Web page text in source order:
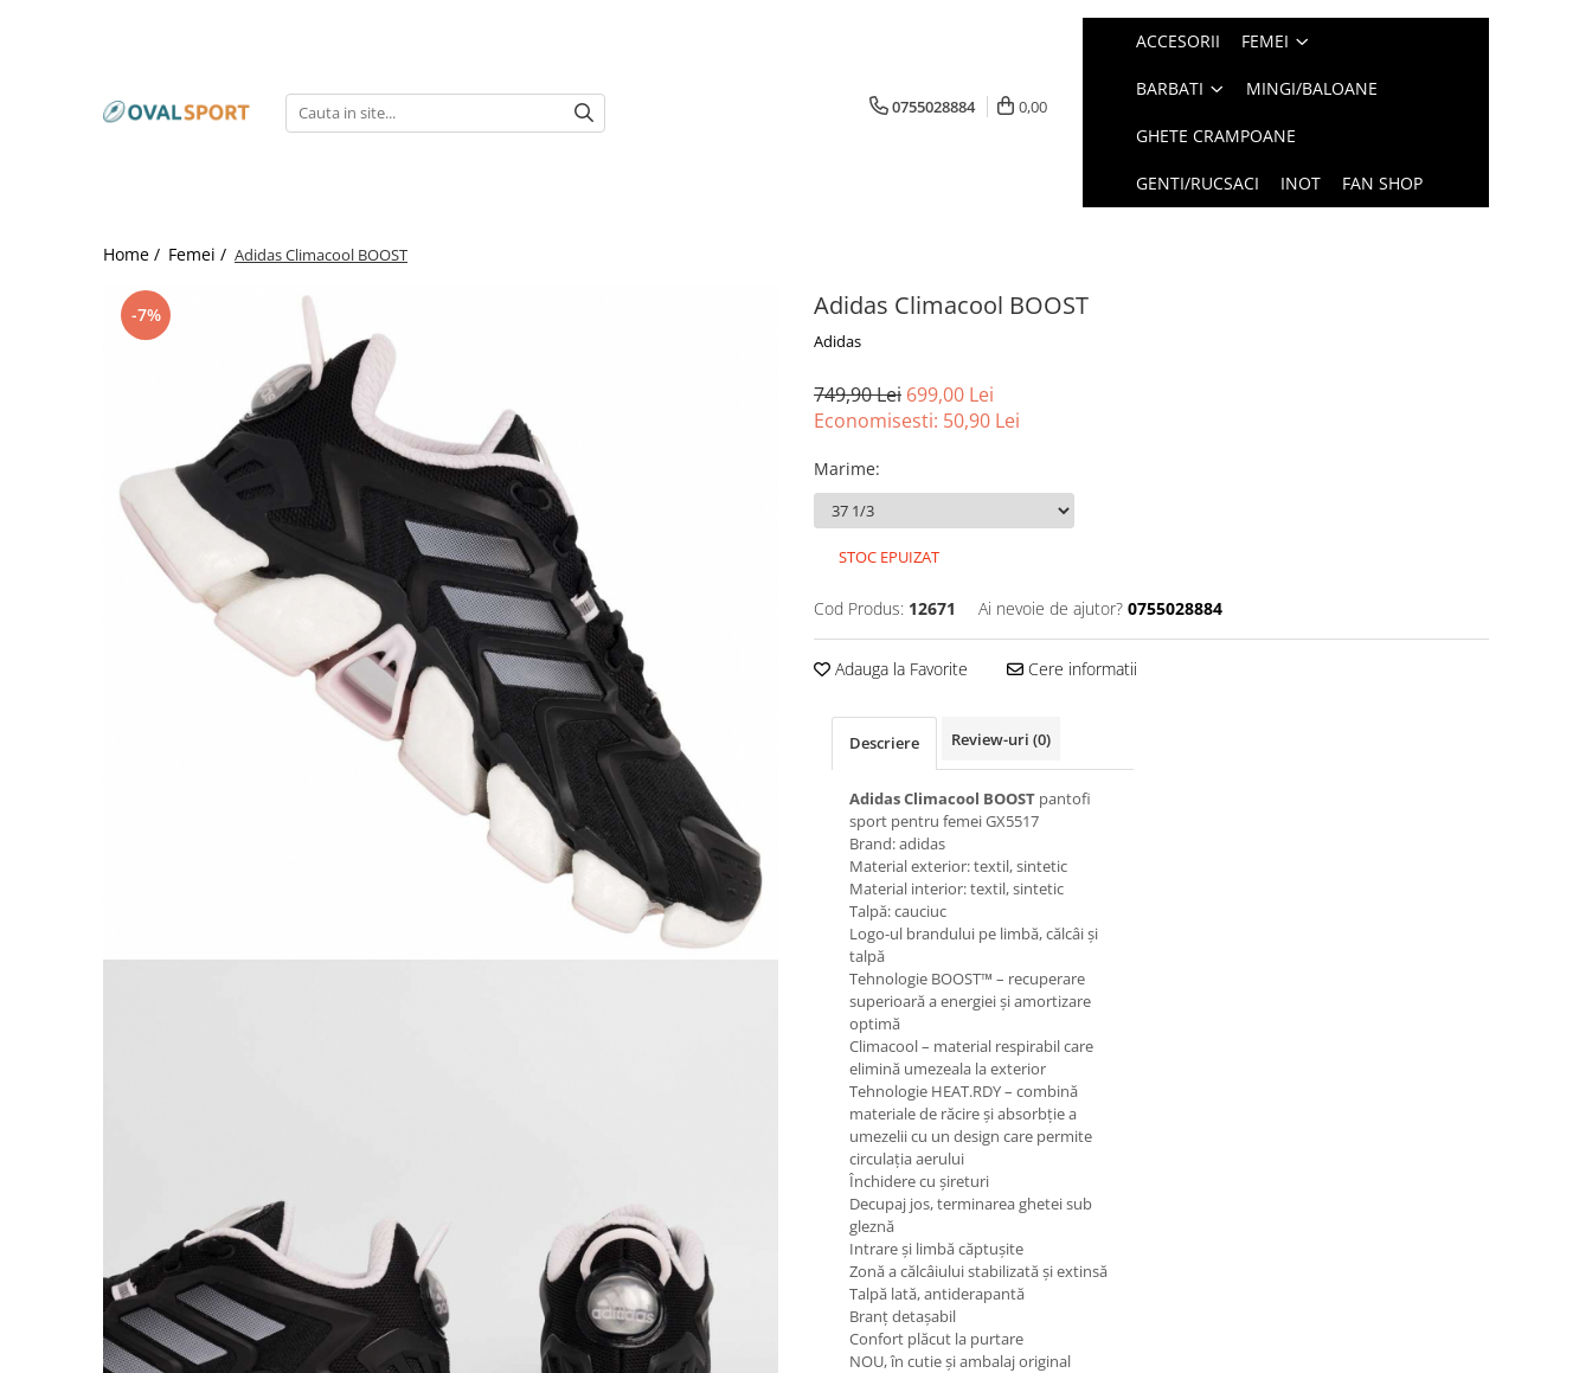
Imbracaminte
Imbracaminte
0755028884 0,00
ACCESORII FEMEI
BARBATI MINGI/BALOANE
GHETE CRAMPOANE
GENTI/RUCSACI INOT FAN SHOP
Home / Femei / Adidas Climacool BOOST
-7% Adidas Climacool BOOST
Adidas
749,90 Lei 699,00 Lei
Economisesti: 50,90 Lei
Marime:
STOC EPUIZAT
Cod Produs: 12671 Ai nevoie de ajutor? 0755028884
Adauga la Favorite Cere informatii
Descriere Review-uri (0)
Adidas Climacool BOOST pantofi
sport pentru femei GX5517
Brand: adidas
Material exterior: textil, sintetic
Material interior: textil, sintetic
Talpă: cauciuc
Logo-ul brandului pe limbă, călcâi și
talpă
Tehnologie BOOST™ – recuperare
superioară a energiei și amortizare
optimă
Climacool – material respirabil care
elimină umezeala la exterior
Tehnologie HEAT.RDY – combină
materiale de răcire și absorbție a
umezelii cu un design care permite
circulația aerului
Închidere cu șireturi
Decupaj jos, terminarea ghetei sub
gleznă
Intrare și limbă căptușite
Zonă a călcâiului stabilizată și extinsă
Talpă lată, antiderapantă
Branț detașabil
Confort plăcut la purtare
NOU, în cutie și ambalaj original